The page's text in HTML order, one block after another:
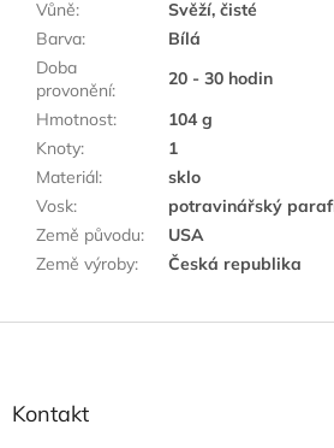
Vůně:
Svěží, čisté
Barva:
Bílá
Doba
provonění:
20 - 30 hodin
Hmotnost:
104 g
Knoty:
1
Materiál:
sklo
Vosk:
potravinářský
Země původu:
USA
Země výroby: Česká republika
Kontakt